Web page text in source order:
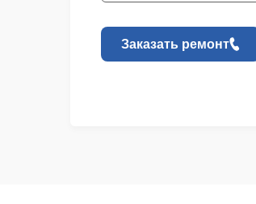
Заказать ремонт